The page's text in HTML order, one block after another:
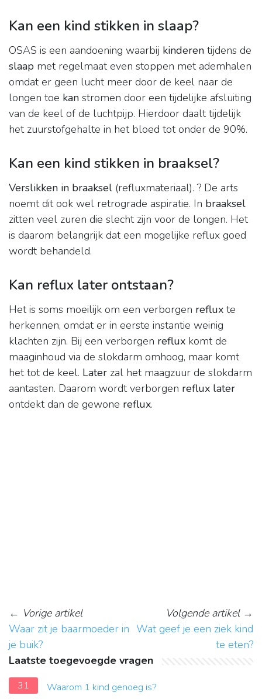
Kan een kind stikken in slaap?
OSAS is een aandoening waarbij kinderen tijdens de
slaap met regelmaat even stoppen met ademhalen
omdat er geen lucht meer door de keel naar de
longen toe kan stromen door een tijdelijke afsluiting
van de keel of de luchtpijp. Hierdoor daalt tijdelijk
het zuurstofgehalte in het bloed tot onder de 90%.
Kan een kind stikken in braaksel?
Verslikken in braaksel (refluxmateriaal). ? De arts
noemt dit ook wel retrograde aspiratie. In braaksel
zitten veel zuren die slecht zijn voor de longen. Het
is daarom belangrijk dat een mogelijke reflux goed
wordt behandeld.
Kan reflux later ontstaan?
Het is soms moeilijk om een verborgen reflux te
herkennen, omdat er in eerste instantie weinig
klachten zijn. Bij een verborgen reflux komt de
maaginhoud via de slokdarm omhoog, maar komt
het tot de keel. Later zal het maagzuur de slokdarm
aantasten. Daarom wordt verborgen reflux later
ontdekt dan de gewone reflux.
← Vorige artikel
Waar zit je baarmoeder in
je buik?
Volgende artikel→
Wat geef je een ziek kind
te eten?
Laatste toegevoegde vragen
31
Waarom 1 kind genoeg is?